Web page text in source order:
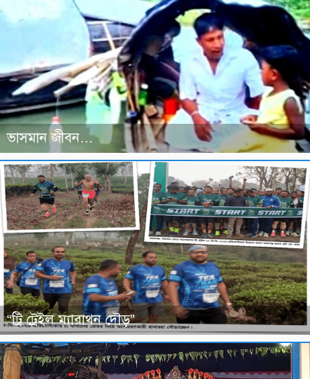
ভাসমান জীবন…
“ট্রি ট্রেইল ম্যারাথন দৌড়”